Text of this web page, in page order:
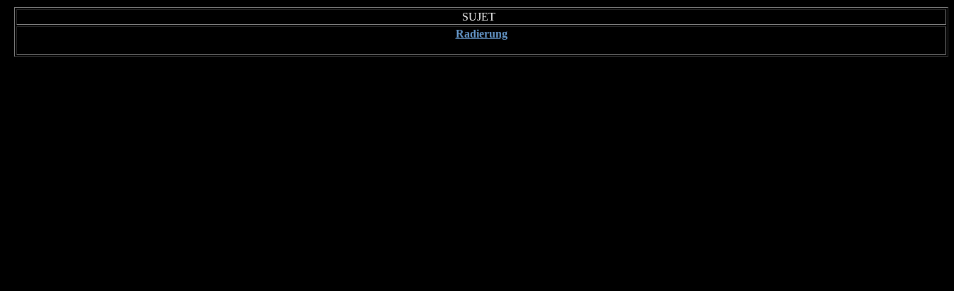
SUJET
Radierung